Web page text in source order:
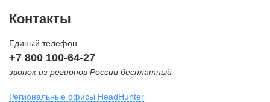
Контакты
Единый телефон
+7 800 100-64-27
звонок из регионов России бесплатный
Региональные офисы HeadHunter